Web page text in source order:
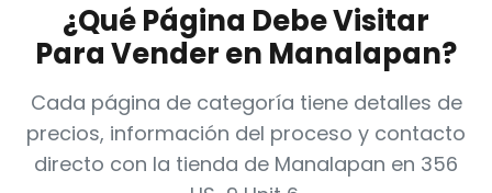
¿Qué Página Debe Visitar
Para Vender en Manalapan?
Cada página de categoría tiene detalles de
precios, información del proceso y contacto
directo con la tienda de Manalapan en 356